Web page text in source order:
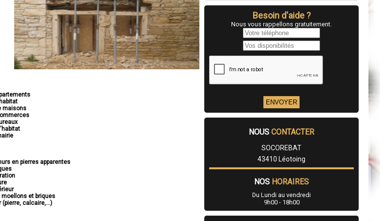
maisons
en pierres apparentes
et briques
(pierre, calcaire,...)
Besoin d'aide ?
Nous vous rappellons gratuitement.
NOUS CONTACTER
SOCOREBAT
43410 Léotoing
NOS HORAIRES
Du Lundi au vendredi
9h00 - 18h00